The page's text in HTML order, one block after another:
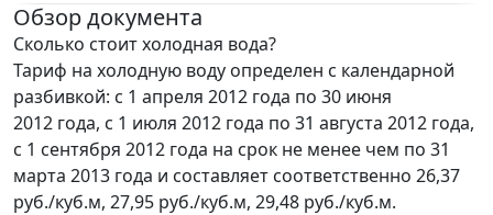
Обзор документа
Сколько стоит холодная вода?
Тариф на холодную воду определен с календарной
разбивкой: с 1 апреля 2012 года по 30 июня
2012 года, с 1 июля 2012 года по 31 августа 2012 года,
с 1 сентября 2012 года на срок не менее чем по 31
марта 2013 года и составляет соответственно 26,37
руб./куб.м, 27,95 руб./куб.м, 29,48 руб./куб.м.